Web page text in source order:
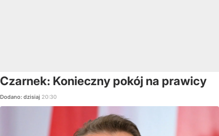
Czarnek: Konieczny pokój na prawicy
Dodano: dzisiaj 20:30